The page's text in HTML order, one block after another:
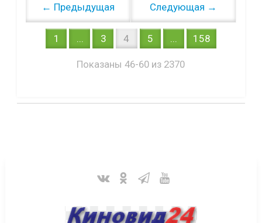
← Предыдущая Следующая →
1 ... 3 4 5 ... 158
Показаны 46-60 из 2370